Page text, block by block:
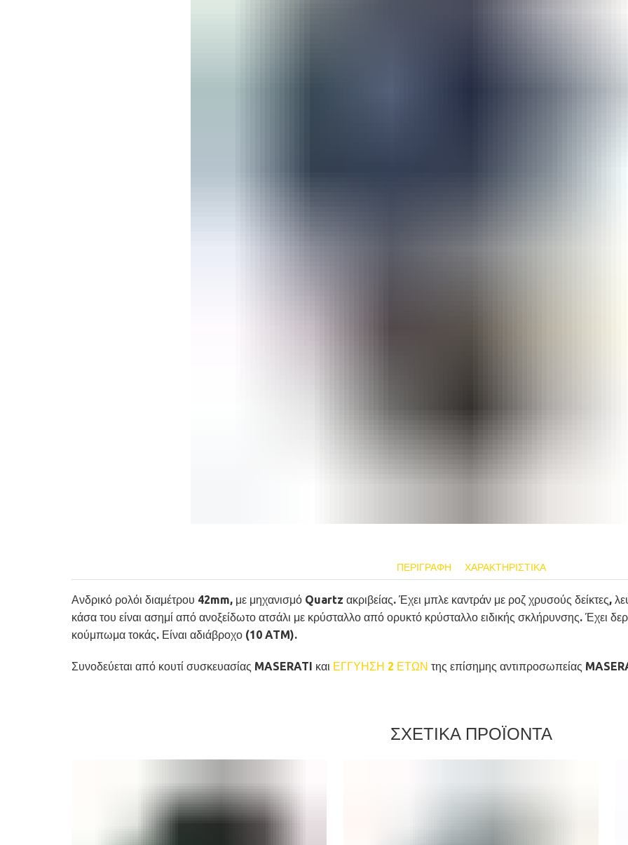
ΠΕΡΙΓΡΑΦΉ ΧΑΡΑΚΤΗΡΙΣΤΙΚΆ
Ανδρικό ρολόι διαμέτρου 42mm, με μηχανισμό Quartz ακριβείας. Έχει μπλε καντράν με ροζ χρυσούς δείκτες,
κάσα του είναι ασημί από ανοξείδωτο ατσάλι με κρύσταλλο από ορυκτό κρύσταλλο ειδικής σκλήρυνσης. Έχει
κούμπωμα τοκάς. Είναι αδιάβροχο (10 ATM).
Συνοδεύεται από κουτί συσκευασίας MASERATI και ΕΓΓΥΗΣΗ 2 ΕΤΩΝ της επίσημης αντιπροσωπείας
ΣΧΕΤΙΚΑ ΠΡΟΪΟΝΤΑ